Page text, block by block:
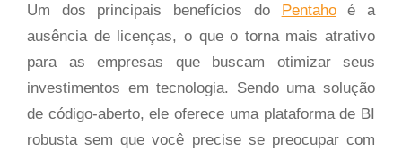
Um dos principais benefícios do Pentahoé a
ausência de licenças, o que o torna mais atrativo
para as empresas que buscam otimizar seus
investimentos em tecnologia. Sendo uma solução
de código-aberto, ele oferece uma plataforma de BI
robusta sem que você precise se preocupar com